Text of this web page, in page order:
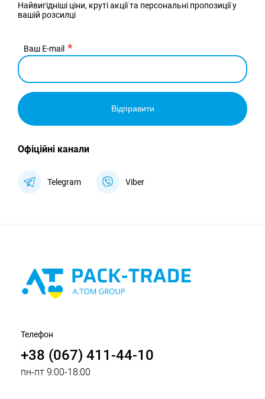
Найвигідніші ціни, круті акції та персональні пропозиції у
вашій розсилці
Ваш E-mail
Відправити
Офіційні канали
Telegram Viber
Телефон
+38 (067) 411-44-10
пн-пт 9:00-18:00